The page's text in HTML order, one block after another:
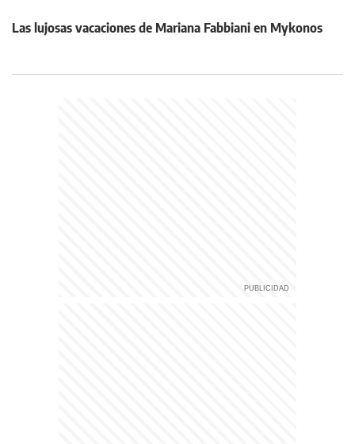
Las lujosas vacaciones de Mariana Fabbiani en Mykonos